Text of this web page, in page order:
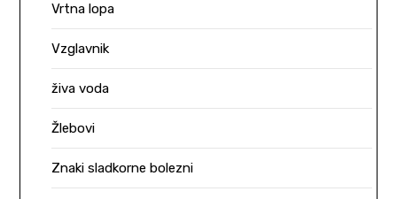
Vrtna lopa
Vzglavnik
živa voda
Žlebovi
Znaki sladkorne bolezni